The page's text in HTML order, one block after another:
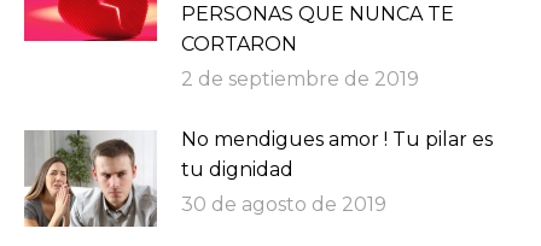
PERSONAS QUE NUNCA TE
CORTARON
2 de septiembre de 2019
No mendigues amor ! Tu pilar es
tu dignidad
30 de agosto de 2019